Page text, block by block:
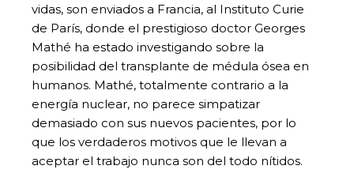
vidas, son enviados a Francia, al Instituto Curie
de París, donde el prestigioso doctor Georges
Mathé ha estado investigando sobre la
posibilidad del transplante de médula ósea en
humanos. Mathé, totalmente contrario a la
energía nuclear, no parece simpatizar
demasiado con sus nuevos pacientes, por lo
que los verdaderos motivos que le llevan a
aceptar el trabajo nunca son del todo nítidos.